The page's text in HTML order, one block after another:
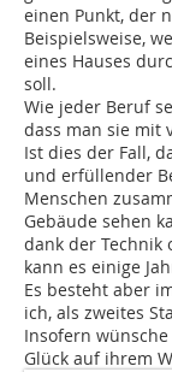
einen Punkt, der
Beispielsweise,
eines Hauses
soll.
Wie jeder Beruf
dass man sie mit
Ist dies der Fall,
und erfüllender
Menschen
Gebäude sehen
dank der
kann es einige
Es besteht aber
ich, als zweites
Insofern
Glück auf ihrem